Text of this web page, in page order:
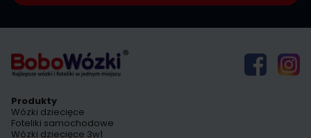
Produkty
Wózki dziecięce
Foteliki samochodowe
Wózki dziecięce 3w1